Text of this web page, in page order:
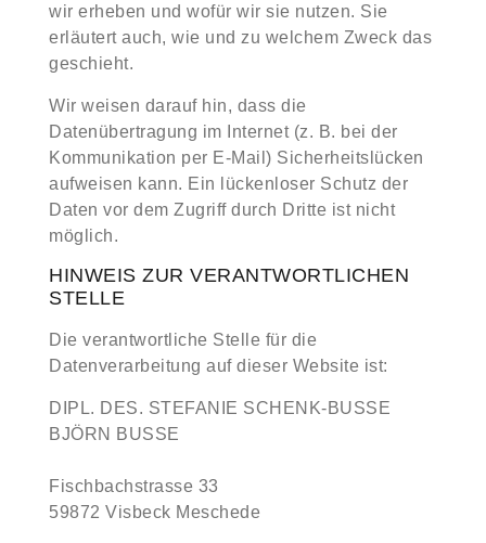
wir erheben und wofür wir sie nutzen. Sie
erläutert auch, wie und zu welchem Zweck das
geschieht.
Wir weisen darauf hin, dass die
Datenübertragung im Internet (z. B. bei der
Kommunikation per E-Mail) Sicherheitslücken
aufweisen kann. Ein lückenloser Schutz der
Daten vor dem Zugriff durch Dritte ist nicht
möglich.
HINWEIS ZUR VERANTWORTLICHEN
STELLE
Die verantwortliche Stelle für die
Datenverarbeitung auf dieser Website ist:
DIPL. DES. STEFANIE SCHENK-BUSSE
BJÖRN BUSSE
Fischbachstrasse 33
59872 Visbeck Meschede